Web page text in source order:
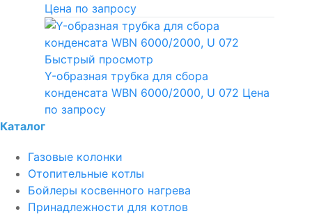
Цена по запросу
Быстрый просмотр
Y-образная трубка для сбора
конденсата WBN 6000/2000, U 072 Цена
по запросу
Каталог
Газовые колонки
Отопительные котлы
Бойлеры косвенного нагрева
Принадлежности для котлов